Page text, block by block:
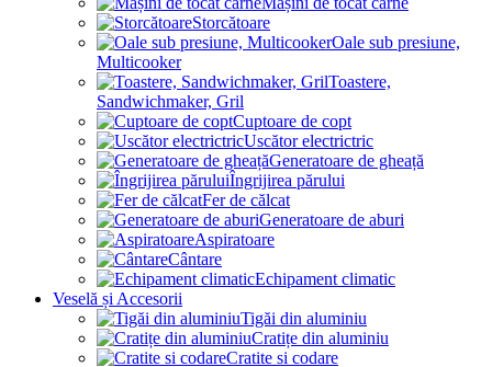
Storcătoare
Oale sub presiune,
Multicooker
Toastere,
Sandwichmaker, Gril
Cuptoare de copt
Uscător electrictric
Generatoare de gheață
Îngrijirea părului
Fer de călcat
Generatoare de aburi
Aspiratoare
Cântare
Echipament climatic
Veselă și Accesorii
Tigăi din aluminiu
Cratițe din aluminiu
Cratite si codare